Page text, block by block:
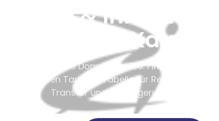
Preise & Infos zum
Domain Kauf
Vergleichen Sie Domain-Preise: Finden Sie den
günstigsten Tarif mit Tabelle für Registrierung,
Transfer und Verlängerung